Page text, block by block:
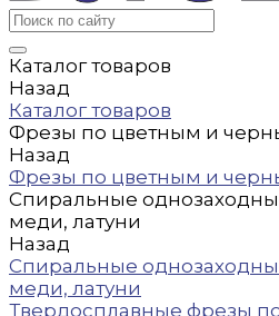
Каталог товаров
Назад
Каталог товаров
Фрезы по цветным и
Назад
Фрезы по цветным и
Спиральные
меди, латуни
Назад
Спиральные
меди, латуни
Твердосплавные фрезы